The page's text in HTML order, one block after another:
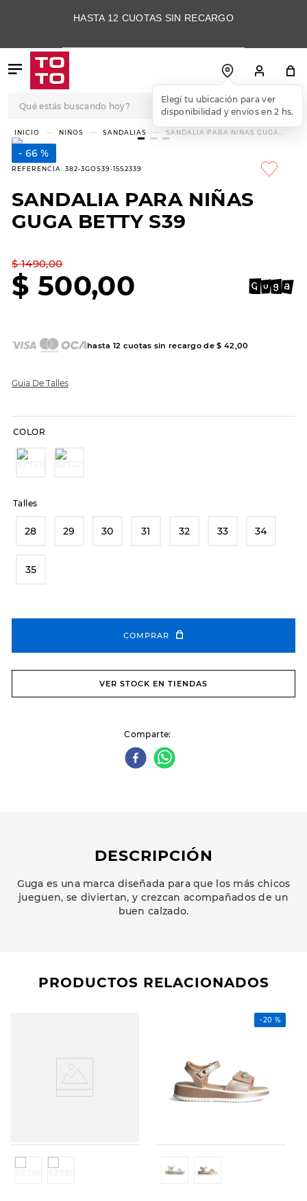
HASTA 12 CUOTAS SIN RECARGO
Elegí tu ubicación para ver
disponibilidad y envíos en 2 hs.
NIÑOS SANDALIAS
SANDALIA PARA NIÑAS GUGA
BETTY S39
66 %
REFERENCIA: 382-3GOS39-15S2339
SANDALIA PARA NIÑAS
GUGA BETTY S39
$ 1490,00
$ 500,00
hasta 12 cuotas sin recargo de$ 42 00
Guia De Talles
COLOR
Talles
28 29 30 31 32 33 34
35
COMPRAR
VER STOCK EN TIENDAS
Comparte
DESCRIPCIÓN
Guga es una marca diseñada para que los más chicos
jueguen, se diviertan, y crezcan acompañados de un
buen calzado.
PRODUCTOS RELACIONADOS
-20 %
TÉRMINOS MÁS
BUSCADOS
skechers
3.
skechers slip-ins